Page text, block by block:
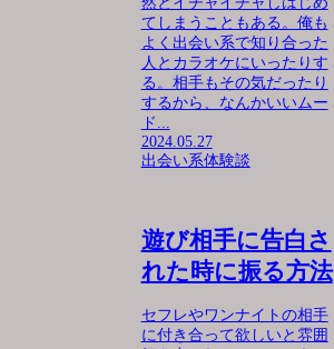
てしまうこともある。俺も
よく出会い系で知り合った
人とカラオケにいったりす
る。相手もその気だったり
するから、なんかいいムー
ド...
2024.05.27
出会い系体験談
遊び相手に告白さ
れた時に振る方法
セフレやワンナイトの相手
に付き合って欲しいと雰囲